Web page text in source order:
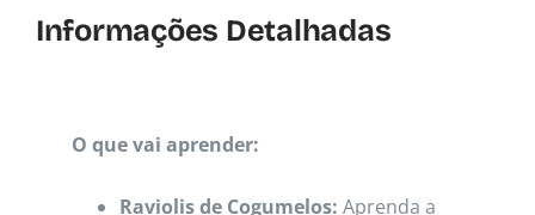
Pós
Informações Detalhadas
O que vai aprender:
Raviolis de Cogumelos: Aprenda a